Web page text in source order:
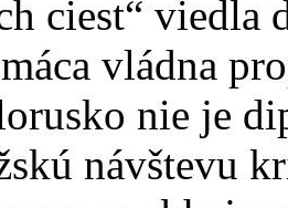
ciest“ viedla
vládna
nie je
návštevu